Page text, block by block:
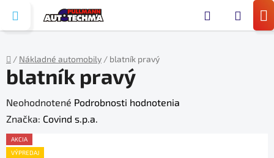
obsah
Domov
/ Nákladné automobily / blatník pravý
blatník pravý
Priemerné
hodnotenie
produktu
je
Neohodnotené Podrobnosti hodnotenia
Značka: Covind s.p.a.
AKCIA
VÝPREDAJ